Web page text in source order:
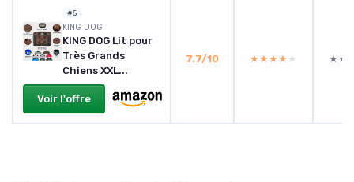
#5
KING DOG
KING DOG Lit pour
Très Grands
Chiens XXL...
Voir l'offre
7.7/10 ★★★★★
★★★★★